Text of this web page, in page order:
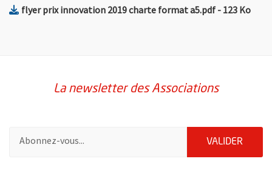
flyer prix innovation 2019 charte format a5.pdf, Fichier au
- 123 Ko,
La newsletter des Associations
VALIDER